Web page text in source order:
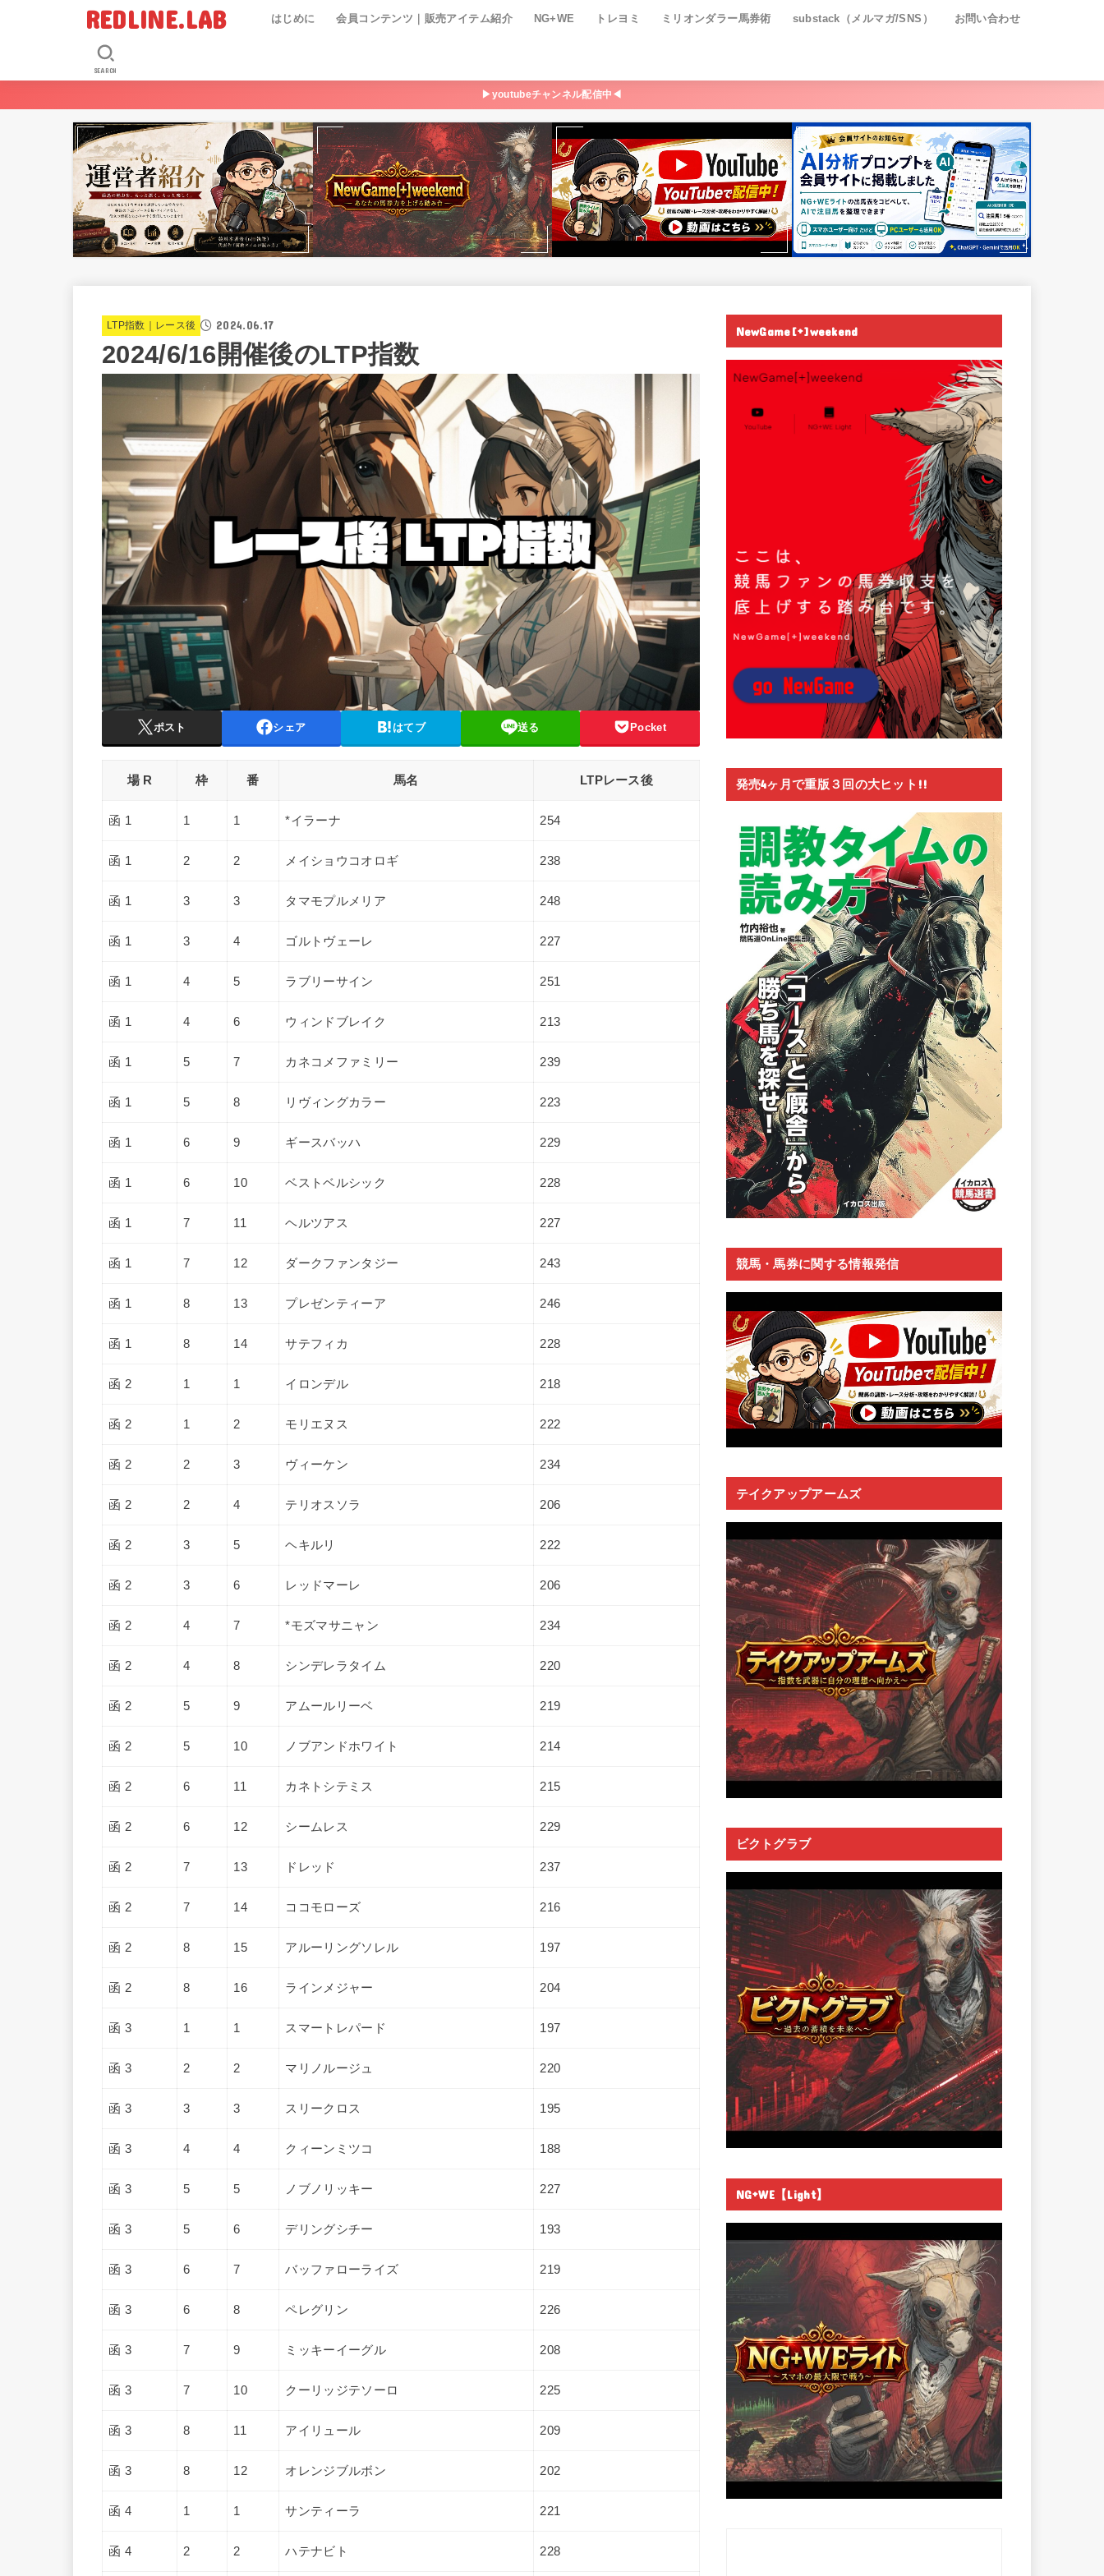
REDLINE.LAB はじめに 会員コンテンツ｜販売アイテム紹介 NG+WE トレヨミ ミリオンダラー馬券術 substack（メルマガ/SNS） お問い合わせ
SEARCH
▶youtubeチャンネル配信中◀
LTP指数｜レース後 2024.06.17
2024/6/16開催後のLTP指数
ポスト シェア はてブ 送る Pocket
場 R 枠 番 馬名 LTPレース後
函 1 1 1 *イラーナ 254
函 1 2 2 メイショウコオロギ 238
函 1 3 3 タマモプルメリア 248
函 1 3 4 ゴルトヴェーレ 227
函 1 4 5 ラブリーサイン 251
函 1 4 6 ウィンドブレイク 213
函 1 5 7 カネコメファミリー 239
函 1 5 8 リヴィングカラー 223
函 1 6 9 ギースバッハ 229
函 1 6 10 ベストベルシック 228
函 1 7 11 ヘルツアス 227
函 1 7 12 ダークファンタジー 243
函 1 8 13 プレゼンティーア 246
函 1 8 14 サテフィカ 228
函 2 1 1 イロンデル 218
函 2 1 2 モリエヌス 222
函 2 2 3 ヴィーケン 234
函 2 2 4 テリオスソラ 206
函 2 3 5 ヘキルリ 222
函 2 3 6 レッドマーレ 206
函 2 4 7 *モズマサニャン 234
函 2 4 8 シンデレラタイム 220
函 2 5 9 アムールリーベ 219
函 2 5 10 ノブアンドホワイト 214
函 2 6 11 カネトシテミス 215
函 2 6 12 シームレス 229
函 2 7 13 ドレッド 237
函 2 7 14 ココモローズ 216
函 2 8 15 アルーリングソレル 197
函 2 8 16 ラインメジャー 204
函 3 1 1 スマートレパード 197
函 3 2 2 マリノルージュ 220
函 3 3 3 スリークロス 195
函 3 4 4 クィーンミツコ 188
函 3 5 5 ノブノリッキー 227
函 3 5 6 デリングシチー 193
函 3 6 7 バッファローライズ 219
函 3 6 8 ペレグリン 226
函 3 7 9 ミッキーイーグル 208
函 3 7 10 クーリッジテソーロ 225
函 3 8 11 アイリュール 209
函 3 8 12 オレンジブルボン 202
函 4 1 1 サンティーラ 221
函 4 2 2 ハテナビト 228
NewGame[+]weekend
発売4ヶ月で重版３回の大ヒット!!
競馬・馬券に関する情報発信
テイクアップアームズ
ビクトグラブ
NG+WE【Light】